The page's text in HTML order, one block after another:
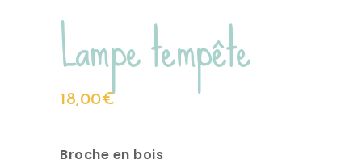
Lampe tempête
18,00€
Broche en bois